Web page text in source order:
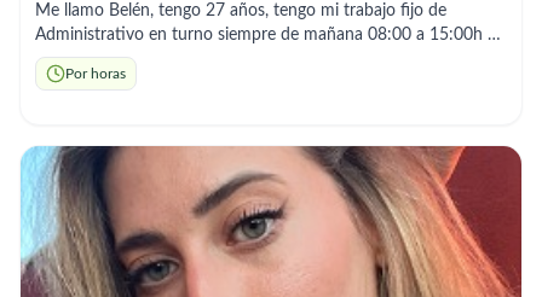
Me llamo Belén, tengo 27 años, tengo mi trabajo fijo de
Administrativo en turno siempre de mañana 08:00 a 15:00h en
Valdemoro, soy una persona trabajadora y muy organizada,
estoy buscando un empleo para compaginar por las tardes,
dependencia, y experiencia de más de 3 años en residencia de
personas mayores, centro de día de mayores y ayuda a
domicilio. Cualquier duda no dude en contactar conmigo,
tengo muchas ganas de trabajar!
Por horas